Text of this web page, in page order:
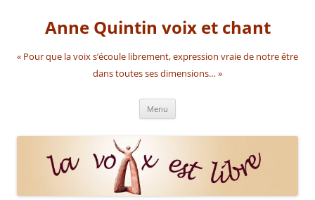
contenuAnne Quintin voix et chant
« Pour que la voix s’écoule librement, expression vraie de notre être
dans toutes ses dimensions… »
Menu